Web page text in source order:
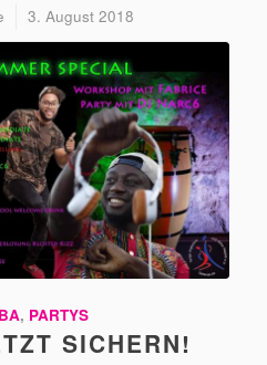
3. August 2018
, PARTYS
SICHERN!